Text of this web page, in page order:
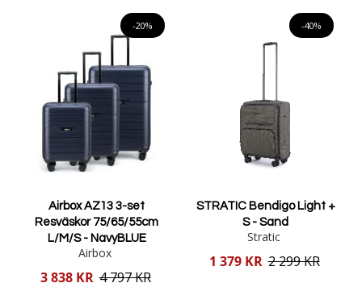
-20%
Airbox AZ13 3-set
Resväskor 75/65/55cm
L/M/S - NavyBLUE
Airbox
Reducerat
3 838 KR 4 797 KR
-40%
STRATIC Bendigo Light +
S - Sand
Stratic
Reducerat
1 379 KR 2 299 KR